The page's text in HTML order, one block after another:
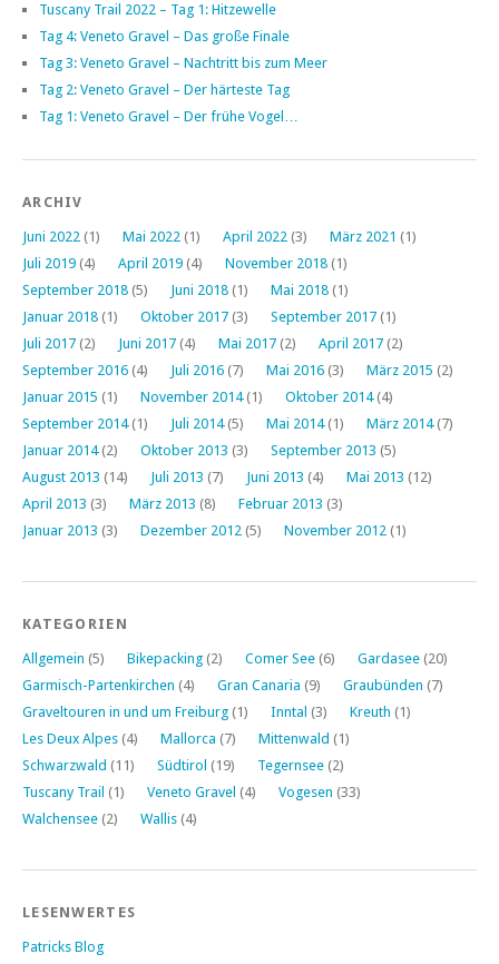
Tuscany Trail 2022 – Tag 1: Hitzewelle
Tag 4: Veneto Gravel – Das große Finale
Tag 3: Veneto Gravel – Nachtritt bis zum Meer
Tag 2: Veneto Gravel – Der härteste Tag
Tag 1: Veneto Gravel – Der frühe Vogel…
ARCHIV
Juni 2022 (1) Mai 2022 (1) April 2022 (3) März 2021 (1)
Juli 2019 (4) April 2019 (4) November 2018 (1)
September 2018 (5) Juni 2018 (1) Mai 2018 (1)
Januar 2018 (1) Oktober 2017 (3) September 2017 (1)
Juli 2017 (2) Juni 2017 (4) Mai 2017 (2) April 2017 (2)
September 2016 (4) Juli 2016 (7) Mai 2016 (3) März 2015 (2)
Januar 2015 (1) November 2014(1) Oktober 2014(4)
September 2014(1) Juli 2014(5) Mai 2014(1) März 2014(7)
Januar 2014(2) Oktober 2013 (3) September 2013 (5)
August 2013 (14) Juli 2013 (7) Juni 2013 (4) Mai 2013 (12)
April 2013 (3) März 2013 (8) Februar 2013 (3)
Januar 2013 (3) Dezember 2012 (5) November 2012 (1)
KATEGORIEN
Allgemein (5) Bikepacking (2) Comer See (6) Gardasee (20)
Garmisch-Partenkirchen (4) Gran Canaria (9) Graubünden (7)
Graveltouren in und um Freiburg (1) Inntal (3) Kreuth (1)
Les Deux Alpes (4) Mallorca (7) Mittenwald (1)
Schwarzwald (11) Südtirol (19) Tegernsee (2)
Tuscany Trail (1) Veneto Gravel (4) Vogesen (33)
Walchensee (2) Wallis (4)
LESENWERTES
Patricks Blog